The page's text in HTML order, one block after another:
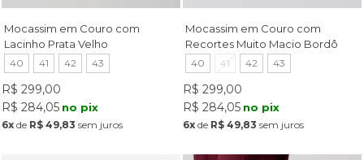
Mocassim em Couro com
Lacinho Prata Velho
40 41 42 43
R$ 299,00
R$ 284,05 no pix
6xde R$ 49,83 sem juros
Mocassim em Couro com
Recortes Muito Macio Bordô
40 41 42 43
R$ 299,00
R$ 284,05 no pix
6x de R$ 49,83 sem juros